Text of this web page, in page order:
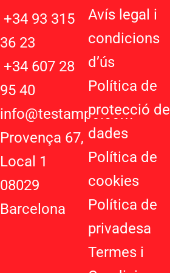
+34 93 315
36 23
+34 607 28
95 40
info@testampo.com
Provença 67,
Local 1
08029
Barcelona
Avís legal i
condicions
d’ús
Política de
protecció de
dades
Política de
cookies
Política de
privadesa
Termes i